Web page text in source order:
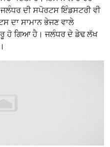
ਦੀ ਸਪੋਰਟਸ ਇੰਡਸਟਰੀ ਵੀ
ਦਾ ਸਾਮਾਨ ਭੇਜਣ ਵਾਲੇ
ਹੋ ਗਿਆ ਹੈ। ਜਲੰਧਰ ਦੇ ਡੇਢ ਲੱਖ